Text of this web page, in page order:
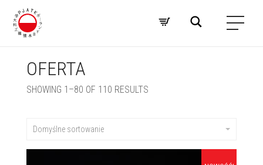
OFERTA
SHOWING 1–80 OF 110 RESULTS
Domyślne sortowanie